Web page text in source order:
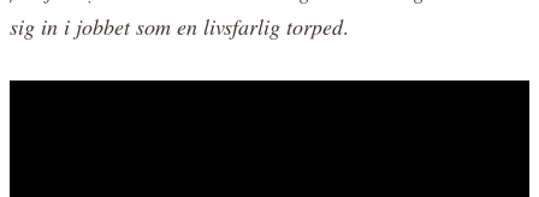
sig in i jobbet som en livsfarlig torped.